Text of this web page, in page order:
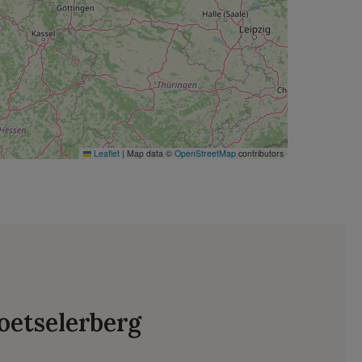
Leaflet | Map data © OpenStreetMap contributors